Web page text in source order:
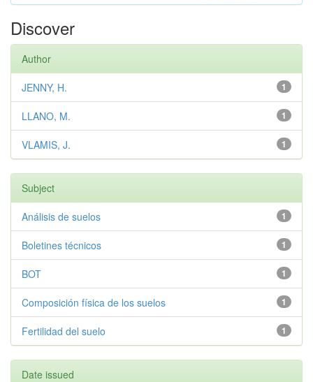
Discover
Author
1
JENNY, H.
1
LLANO, M.
1
VLAMIS, J.
Subject
1
Análisis de suelos
1
Boletines técnicos
1
BOT
1
Composición física de los suelos
1
Fertilidad del suelo
Date issued